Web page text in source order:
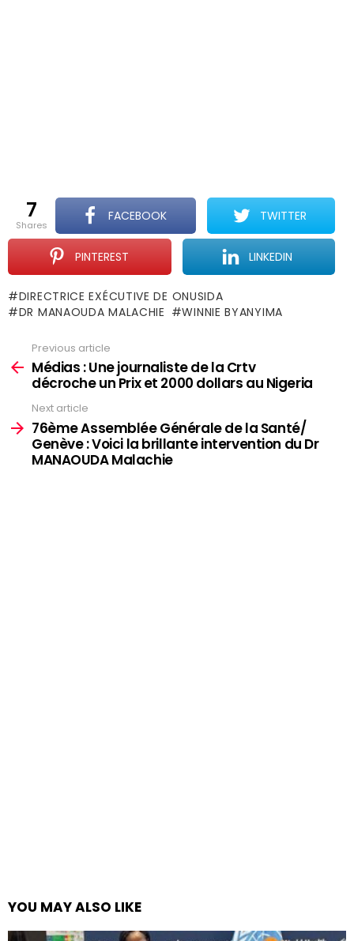
7
shares
FACEBOOK TWITTER
PINTEREST LINKEDIN
DIRECTRICE EXÉCUTIVE DE ONUSIDA
DR MANAOUDA MALACHIE
WINNIE BYANYIMA
more
Previous article
Médias : Une journaliste de la Crtv
décroche un Prix et 2000 dollars au Nigeria
Next article
76ème Assemblée Générale de la Santé/
Genève : Voici la brillante intervention du Dr
MANAOUDA Malachie
YOU MAY ALSO LIKE